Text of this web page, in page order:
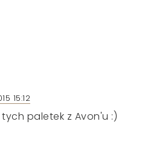
15:12
paletek z Avon'u :)